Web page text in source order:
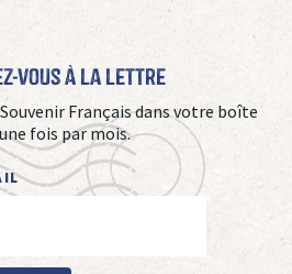
vous à La Lettre
Français dans votre boîte
fois par mois.